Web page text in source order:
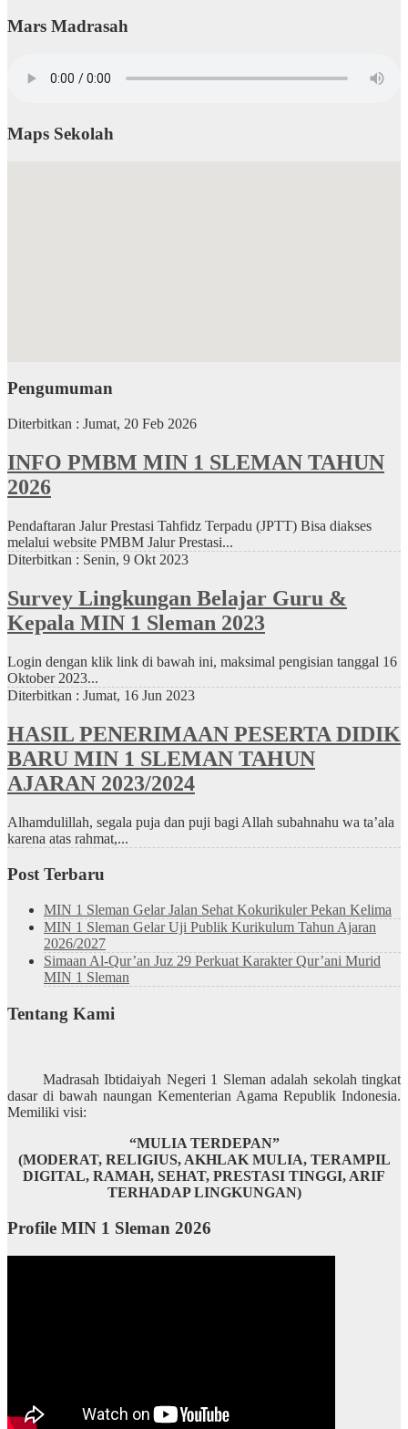
Mars Madrasah
Maps Sekolah
Pengumuman
Diterbitkan : Jumat, 20 Feb 2026
INFO PMBM MIN 1 SLEMAN TAHUN
2026
Pendaftaran Jalur Prestasi Tahfidz Terpadu (JPTT) Bisa diakses
melalui website PMBM Jalur Prestasi...
Diterbitkan : Senin, 9 Okt 2023
Survey Lingkungan Belajar Guru &
Kepala MIN 1 Sleman 2023
Login dengan klik link di bawah ini, maksimal pengisian tanggal 16
Oktober 2023...
Diterbitkan : Jumat, 16 Jun 2023
HASIL PENERIMAAN PESERTA DIDIK
BARU MIN 1 SLEMAN TAHUN
AJARAN 2023/2024
Alhamdulillah, segala puja dan puji bagi Allah subahnahu wa ta’ala
karena atas rahmat,...
Post Terbaru
MIN 1 Sleman Gelar Jalan Sehat Kokurikuler Pekan Kelima
MIN 1 Sleman Gelar Uji Publik Kurikulum Tahun Ajaran
2026/2027
Simaan Al-Qur’an Juz 29 Perkuat Karakter Qur’ani Murid
MIN 1 Sleman
Tentang Kami
Madrasah Ibtidaiyah Negeri 1 Sleman adalah sekolah tingkat
dasar di bawah naungan Kementerian Agama Republik Indonesia.
Memiliki visi:
“MULIA TERDEPAN”
(MODERAT, RELIGIUS, AKHLAK MULIA, TERAMPIL
DIGITAL, RAMAH, SEHAT, PRESTASI TINGGI, ARIF
TERHADAP LINGKUNGAN)
Profile MIN 1 Sleman 2026